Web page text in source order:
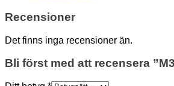
Recensioner
Det finns inga recensioner än.
Bli först med att recensera